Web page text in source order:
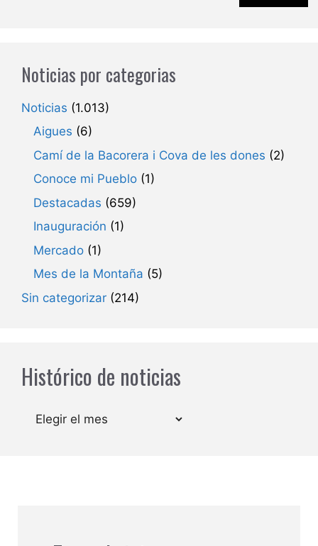
Noticias por categorias
Noticias (1.013)
Aigues (6)
Camí de la Bacorera i Cova de les dones (2)
Conoce mi Pueblo (1)
Destacadas (659)
Inauguración (1)
Mercado (1)
Mes de la Montaña (5)
Sin categorizar (214)
Histórico de noticias
Archivos